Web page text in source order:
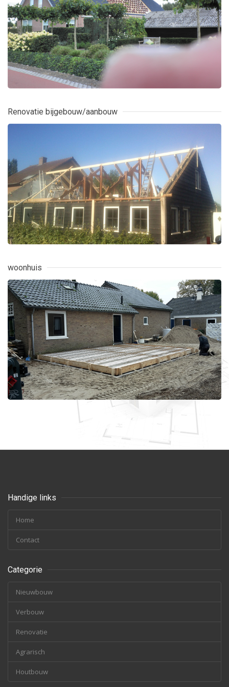
Renovatie bijgebouw/aanbouw
woonhuis
Handige links
Home
Contact
Categorie
Nieuwbouw
Verbouw
Renovatie
Agrarisch
Houtbouw